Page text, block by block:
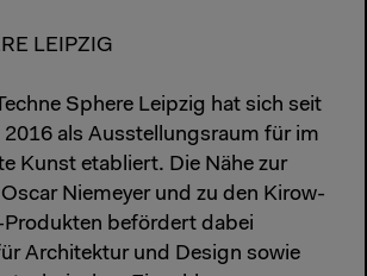
LEIPZIG
Sphere Leipzig hat sich seit
als Ausstellungsraum für im
Kunst etabliert. Die Nähe zur
Niemeyer und zu den Kirow-
befördert dabei
Architektur und Design sowie